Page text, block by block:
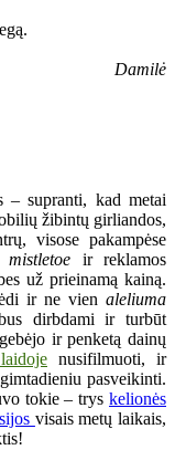
Damilė
– supranti, kad metai
žibintų girliandos,
visose pakampėse
mistletoe ir reklamos
už prieinamą kainą.
ir ne vien aleliuma
dirbdami ir turbūt
ir penketą dainų
nusifilmuoti, ir
pasveikinti.
tokie – trys kelionės
visais metų laikais,